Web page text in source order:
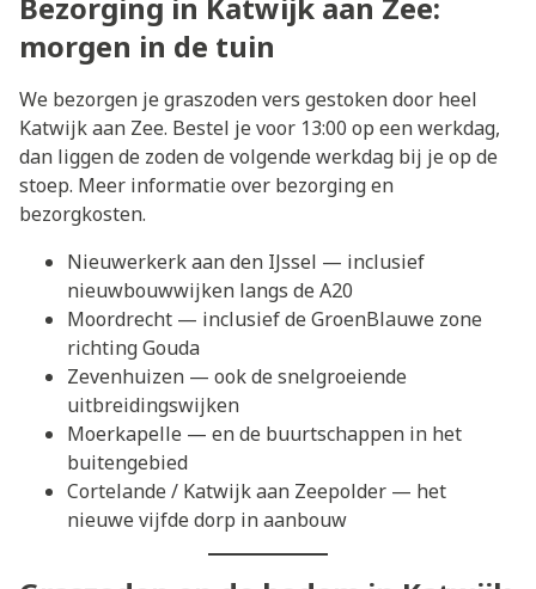
Bezorging in Katwijk aan Zee:
morgen in de tuin
We bezorgen je graszoden vers gestoken door heel
Katwijk aan Zee. Bestel je voor 13:00 op een werkdag,
dan liggen de zoden de volgende werkdag bij je op de
stoep. Meer informatie over bezorging en
bezorgkosten.
Nieuwerkerk aan den IJssel — inclusief
nieuwbouwwijken langs de A20
Moordrecht — inclusief de GroenBlauwe zone
richting Gouda
Zevenhuizen — ook de snelgroeiende
uitbreidingswijken
Moerkapelle — en de buurtschappen in het
buitengebied
Cortelande/ Katwijk aan Zeepolder — het
nieuwe vijfde dorp in aanbouw